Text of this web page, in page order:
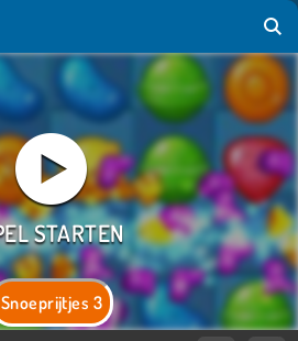
Snoeprijtjes 3